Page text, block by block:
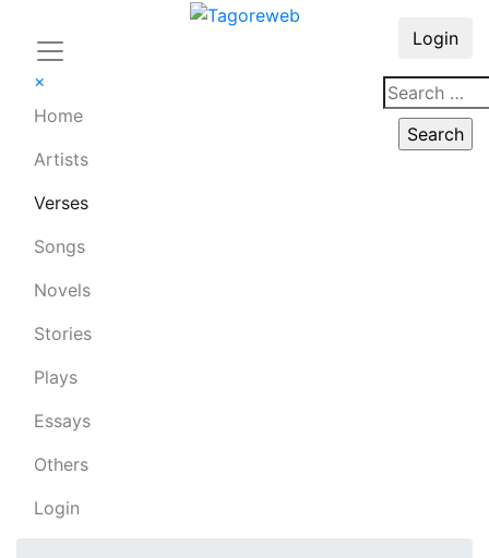
×
Home
Artists
Verses
Songs
Novels
Stories
Plays
Essays
Others
Login
Login